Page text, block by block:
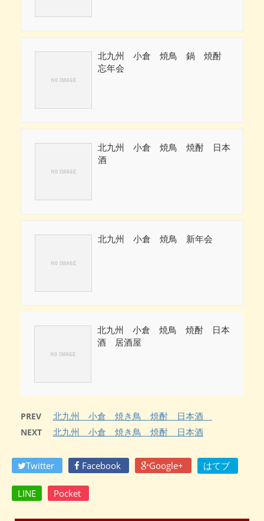
北九州 小倉 焼鳥 鍋 焼酎
忘年会
北九州 小倉 焼鳥 焼酎 日本
酒
北九州 小倉 焼鳥 新年会
北九州 小倉 焼鳥 焼酎 日本
酒 居酒屋
PREV 北九州 小倉 焼き鳥 焼酎 日本酒
NEXT 北九州 小倉 焼き鳥 焼酎 日本酒
Twitter Facebook Google+ はてブ
LINE Pocket